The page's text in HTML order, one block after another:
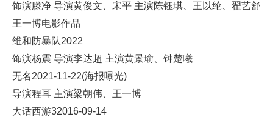
饰演滕净 导演黄俊文、宋平 主演陈钰琪、王以纶、翟艺舒
王一博电影作品
维和防暴队2022
饰演杨震 导演李达超 主演黄景瑜、钟楚曦
无名2021-11-22(海报曝光)
导演程耳 主演梁朝伟、王一博
大话西游32016-09-14